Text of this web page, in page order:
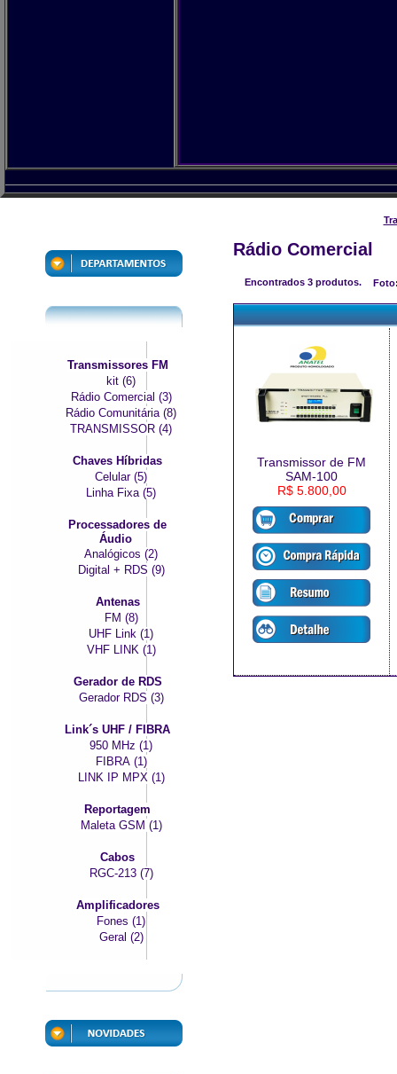
Transmissores FM
kit (6)
Rádio Comercial (3)
Rádio Comunitária (8)
TRANSMISSOR (4)
Chaves Híbridas
Celular (5)
Linha Fixa (5)
Processadores de
Áudio
Analógicos (2)
Digital + RDS (9)
Antenas
FM (8)
UHF Link (1)
VHF LINK (1)
Gerador de RDS
Gerador RDS (3)
Link´s UHF / FIBRA
950 MHz (1)
FIBRA (1)
LINK IP MPX (1)
Reportagem
Maleta GSM (1)
Cabos
RGC-213 (7)
Amplificadores
Fones (1)
Geral (2)
Rádio Comercial
Encontrados 3 produtos.
Transmissor de FM
SAM-100
R$ 5.800,00